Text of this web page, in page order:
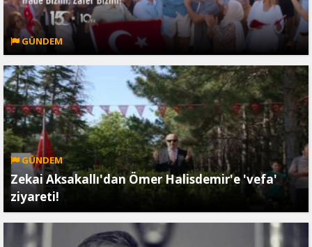
GÜNDEM
GÜNDEM
Zekai Aksakallı'dan Ömer Halisdemir'e 'vefa'
ziyareti!